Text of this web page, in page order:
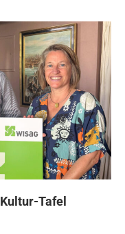
Tafel